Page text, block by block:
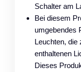
Schalter am
Bei diesem
umgebendes
Leuchten, die
enthaltenen
Dieses